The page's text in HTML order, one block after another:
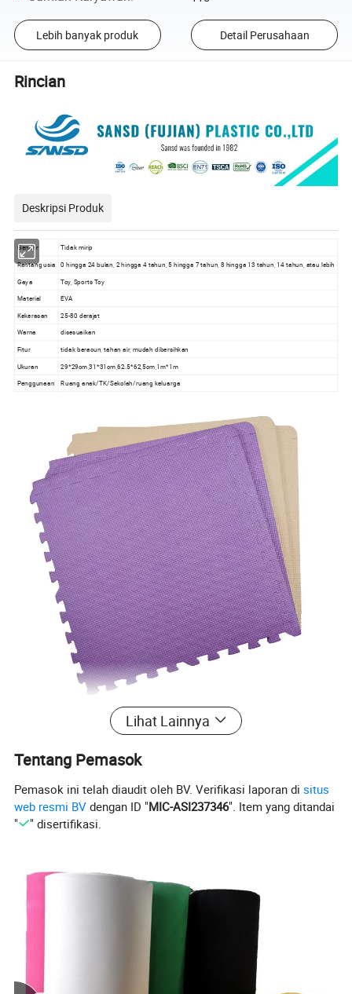
Lebih banyak produk Detail Perusahaan
Rincian
Deskripsi Produk
Gender
Tidak mirip
Rentang usia
0 hingga 24 bulan, 2 hingga 4 tahun, 5 hingga 7 tahun, 8 hingga 13 tahun, 14 tahun, atau lebih
Gaya
Toy, Sports Toy
Material
EVA
Kekerasan
25-80 derajat
Warna
disesuaikan
Fitur
tidak beracun, tahan air, mudah dibersihkan
Ukuran
29*29cm,31*31cm,62.5*62,5cm,1m*1m
Penggunaan
Ruang anak/TK/Sekolah/ruang keluarga
Lihat Lainnya
Tentang Pemasok
Pemasok ini telah diaudit oleh BV. Verifikasi laporan disitus
web resmi BV dengan ID "MIC-ASI237346". Item yang ditandai
"
" disertifikasi.